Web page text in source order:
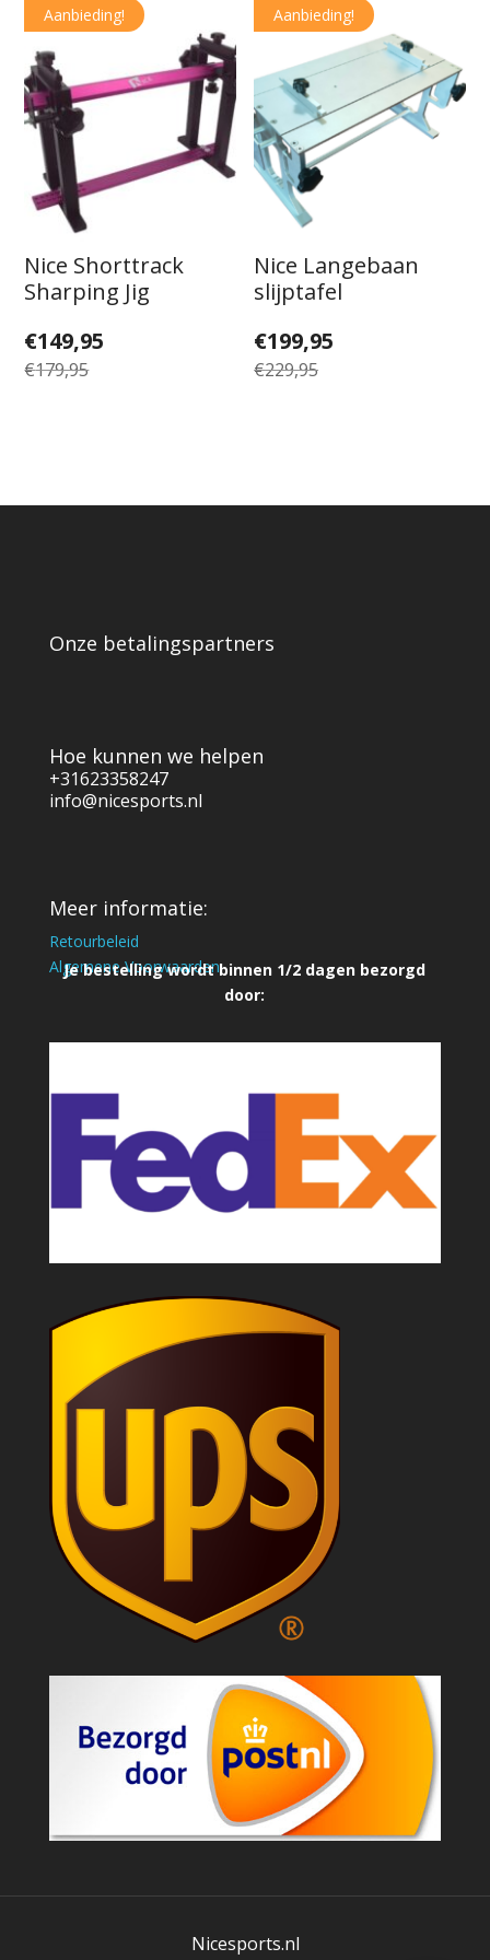
Aanbieding!
Nice Shorttrack
Sharping Jig
€179,95
Oorspronkelijke
prijs
€149,95
Huidige
prijs
Aanbieding!
Nice Langebaan
slijptafel
€229,95
Oorspronkelijke
prijs
€199,95
Huidige
prijs
Onze betalingspartners
Hoe kunnen we helpen
+31623358247
info@nicesports.nl
Meer informatie:
Retourbeleid
Algemene Voorwaarden
Je bestelling wordt binnen 1/2 dagen bezorgd
door:
Nicesports.nl